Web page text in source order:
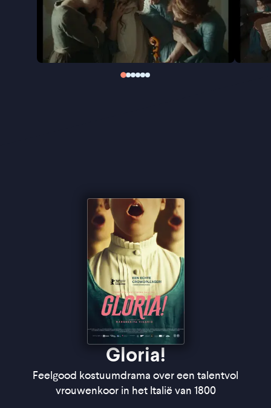
slechts enkele werken bewaard zijn gebleven.
fungeert zo ook als eerbetoon aan
vrouwelijke componisten die vaak niet de
erkenning kregen die ze verdienden.
Gloria!
Feelgood kostuumdrama over een talentvol
vrouwenkoor in het Italië van 1800